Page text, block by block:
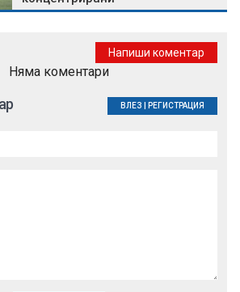
Напиши коментар
Няма коментари
ВЛЕЗ РЕГИСТРАЦИЯ